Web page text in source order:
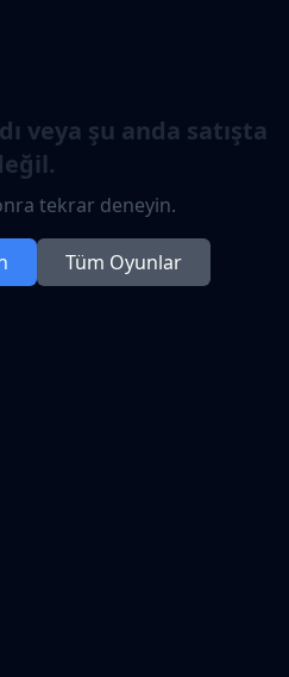
veya şu anda satışta
tekrar deneyin.
Tüm Oyunlar